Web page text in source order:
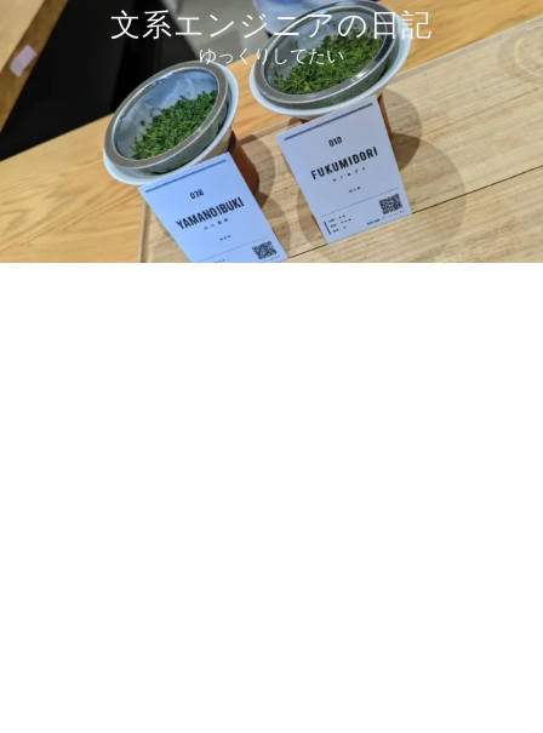
テ
ツ
へ
ス
ッ
プ
文系エンジニアの日記
ゆっくりしてたい